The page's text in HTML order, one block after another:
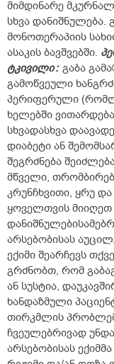
მიმდინარე
სხვა დანიშნულება.
მონოთერაპიის
ასაკის ბავშვებში.
ტკივილი: გაბა
გამოწვეული
პერიფერული
ხელებში
სხვადასხვა
დიაბეტი ან
შეგრძნება
მწველი,
კრუნჩხვითი, ყრუ და
ყოველთვის მიიღეთ
არსებობისას
ექიმი შეარჩევს
გრძნობთ, რომ
ან სუსტია,
ხანდაზმული
თირკმლის
ჩვეულებრივად
არსებობისას